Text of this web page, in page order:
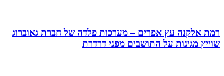
רמת אלקנה עץ אפרים – מערכות פלדה של חברת גאוברוג
שוייץ מגינות על התושבים מפני דרדרת